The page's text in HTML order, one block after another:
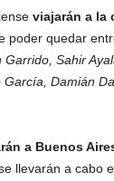
viajarán a la
poder quedar
Sahir
Damián
a Buenos
llevarán a cabo